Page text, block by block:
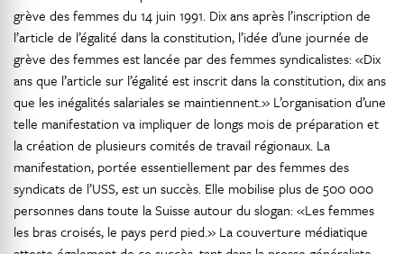
grève des femmes du 14 juin 1991. Dix ans après l’inscription de
l’article de l’égalité dans la constitution, l’idée d’une journée de
grève des femmes est lancée par des femmes syndicalistes: «Dix
ans que l’article sur l’égalité est inscrit dans la constitution, dix ans
que les inégalités salariales se maintiennent.» L’organisation d’une
telle manifestation va impliquer de longs mois de préparation et
la création de plusieurs comités de travail régionaux. La
manifestation, portée essentiellement par des femmes des
syndicats de l’USS, est un succès. Elle mobilise plus de 500 000
personnes dans toute la Suisse autour du slogan: «Les femmes
les bras croisés, le pays perd pied.» La couverture médiatique